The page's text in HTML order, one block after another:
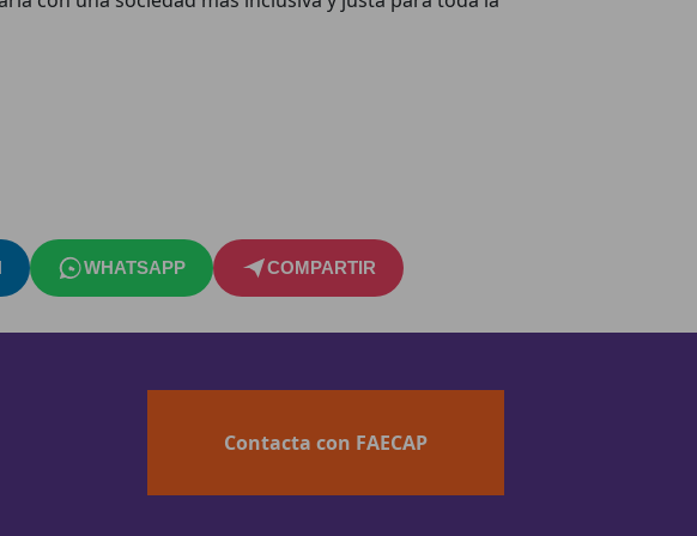
WHATSAPP COMPARTIR
Contacta con FAECAP